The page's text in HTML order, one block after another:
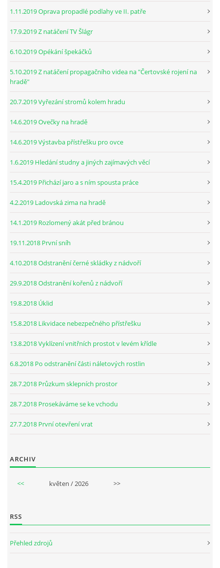
1.11.2019 Oprava propadlé podlahy ve II. patře
17.9.2019 Z natáčení TV Šlágr
6.10.2019 Opékání špekáčků
5.10.2019 Z natáčení propagačního videa na "Čertovské rojení na
hradě"
20.7.2019 Vyřezání stromů kolem hradu
14.6.2019 Ovečky na hradě
14.6.2019 Výstavba přístřešku pro ovce
1.6.2019 Hledání studny a jiných zajímavých věcí
15.4.2019 Přichází jaro a s ním spousta práce
4.2.2019 Ladovská zima na hradě
14.1.2019 Rozlomený akát před bránou
19.11.2018 První sníh
4.10.2018 Odstranění černé skládky z nádvoří
29.9.2018 Odstranění kořenů z nádvoří
19.8.2018 Úklid
15.8.2018 Likvidace nebezpečného přístřešku
13.8.2018 Vyklízení vnitřních prostot v levém křídle
6.8.2018 Po odstranění části náletových rostlin
28.7.2018 Průzkum sklepních prostor
28.7.2018 Prosekáváme se ke vchodu
27.7.2018 První otevření vrat
ARCHIV
<< květen / 2026 >>
RSS
Přehled zdrojů